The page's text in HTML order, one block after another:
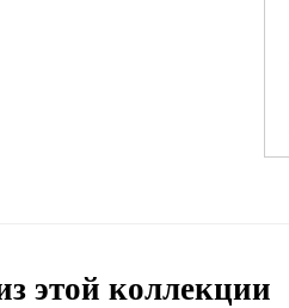
этой коллекции